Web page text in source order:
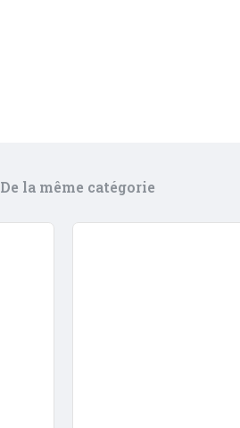
De la même catégorie